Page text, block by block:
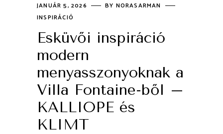
JANUÁR 5, 2026 BY NORASARMAN
INSPIRÁCIÓ
Esküvői inspiráció
modern
menyasszonyoknak a
Villa Fontaine-ből –
KALLIOPE és
KLIMT